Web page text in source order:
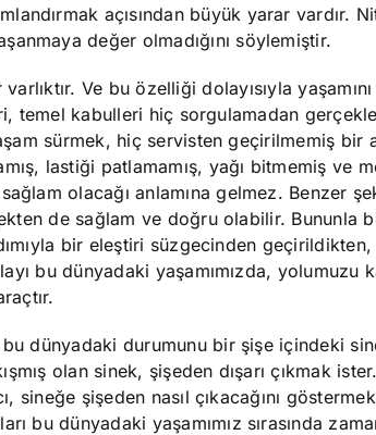
açısından büyük yarar vardır.
değer olmadığını söylemiştir.
Ve bu özelliği dolayısıyla
temel kabulleri hiç sorgulamadan
sürmek, hiç servisten geçirilmemiş bir
lastiği patlamamış, yağı bitmemiş ve
olacağı anlamına gelmez. Benzer
de sağlam ve doğru olabilir. Bununla
bir eleştiri süzgecinden
bu dünyadaki yaşamımızda, yolumuzu
dünyadaki durumunu bir şişe içindeki
olan sinek, şişeden dışarı çıkmak
şişeden nasıl çıkacağını
bu dünyadaki yaşamımız sırasında